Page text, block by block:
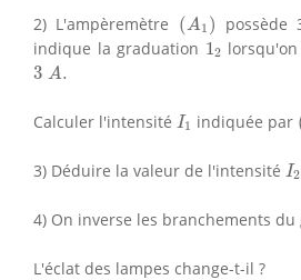
2) L'ampèremètre (A1 )
(A1 )
possède
indique la graduation 12
12
3 A.
3 A.
Calculer l'intensité I1
I1 indiquée par
3) Déduire la valeur de l'intensité I2
I2
4) On inverse les branchements
L'éclat des lampes change-t-il ?